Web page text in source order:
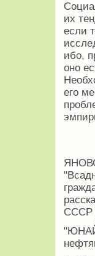
их
если
ибо,
оно
его
СССР